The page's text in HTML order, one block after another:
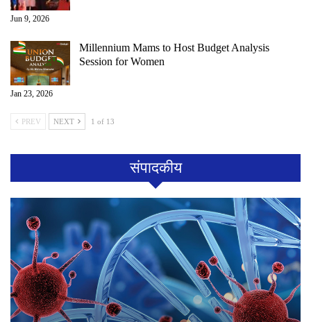
Jun 9, 2026
Millennium Mams to Host Budget Analysis
Session for Women
Jan 23, 2026
PREV NEXT 1 of 13
संपादकीय